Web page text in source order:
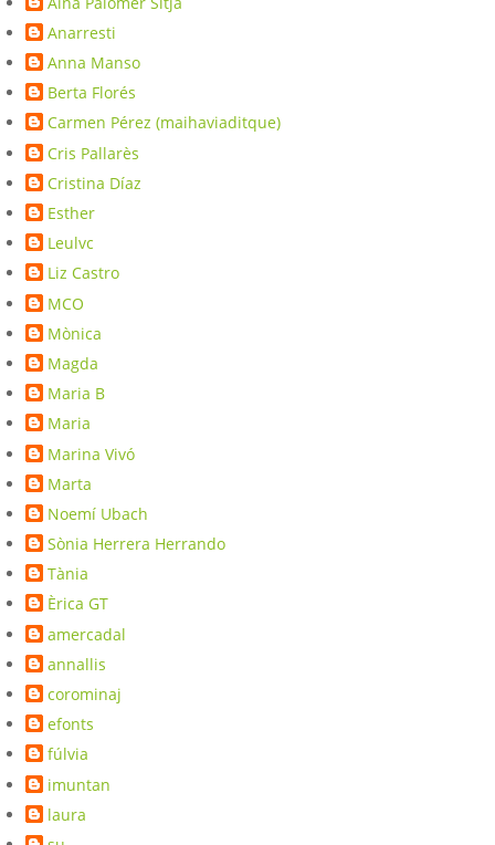
Anarresti
Anna Manso
Berta Florés
Carmen Pérez (maihaviaditque)
Cris Pallarès
Cristina Díaz
Esther
Leulvc
Liz Castro
MCO
Mònica
Magda
Maria B
Maria
Marina Vivó
Marta
Noemí Ubach
Sònia Herrera Herrando
Tània
Èrica GT
amercadal
annallis
corominaj
efonts
fúlvia
imuntan
laura